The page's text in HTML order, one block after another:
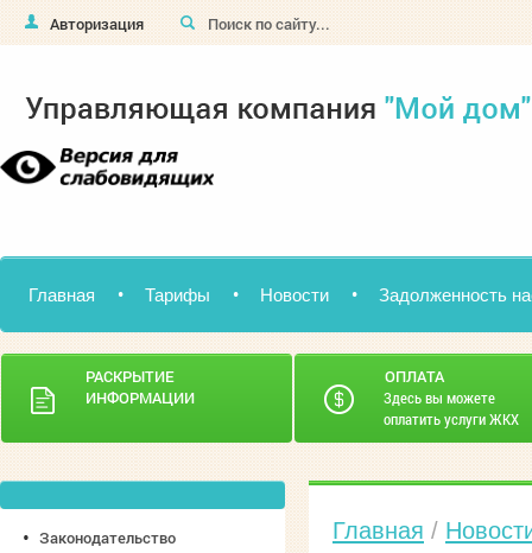
Авторизация
Главная Тарифы Новости Задолженность
РАСКРЫТИЕ
ИНФОРМАЦИИ
ОПЛАТА
Здесь вы можете
оплатить услуги ЖКХ
Главная /
Законодательство